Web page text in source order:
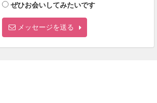
ぜひお会いしてみたいです
メッセージを送る